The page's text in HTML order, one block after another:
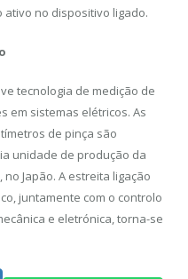
no dispositivo ligado.
tecnologia de medição de
em sistemas elétricos. As
de pinça são
unidade de produção da
Japão. A estreita ligação
juntamente com o controlo
e eletrónica, torna-se